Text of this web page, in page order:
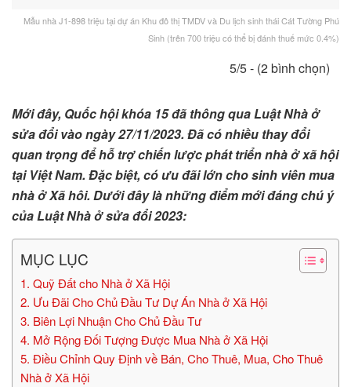
Mẫu nhà J1-898 triệu tại dự án Khu đô thị TMDV và Du lịch sinh thái Cát Tường Phú
Sinh (trên 700 triệu có thể bị đánh thuế mức 0.4%)
5/5 - (2 bình chọn)
Mới đây, Quốc hội khóa 15 đã thông qua Luật Nhà ở
sửa đổi vào ngày 27/11/2023. Đã có nhiều thay đổi
quan trọng để hỗ trợ chiến lược phát triển nhà ở xã hội
tại Việt Nam. Đặc biệt, có ưu đãi lớn cho sinh viên mua
nhà ở Xã hôi. Dưới đây là những điểm mới đáng chú ý
của Luật Nhà ở sửa đổi 2023:
MỤC LỤC
1. Quỹ Đất cho Nhà ở Xã Hội
2. Ưu Đãi Cho Chủ Đầu Tư Dự Án Nhà ở Xã Hội
3. Biên Lợi Nhuận Cho Chủ Đầu Tư
4. Mở Rộng Đối Tượng Được Mua Nhà ở Xã Hội
5. Điều Chỉnh Quy Định về Bán, Cho Thuê, Mua, Cho Thuê
Nhà ở Xã Hội